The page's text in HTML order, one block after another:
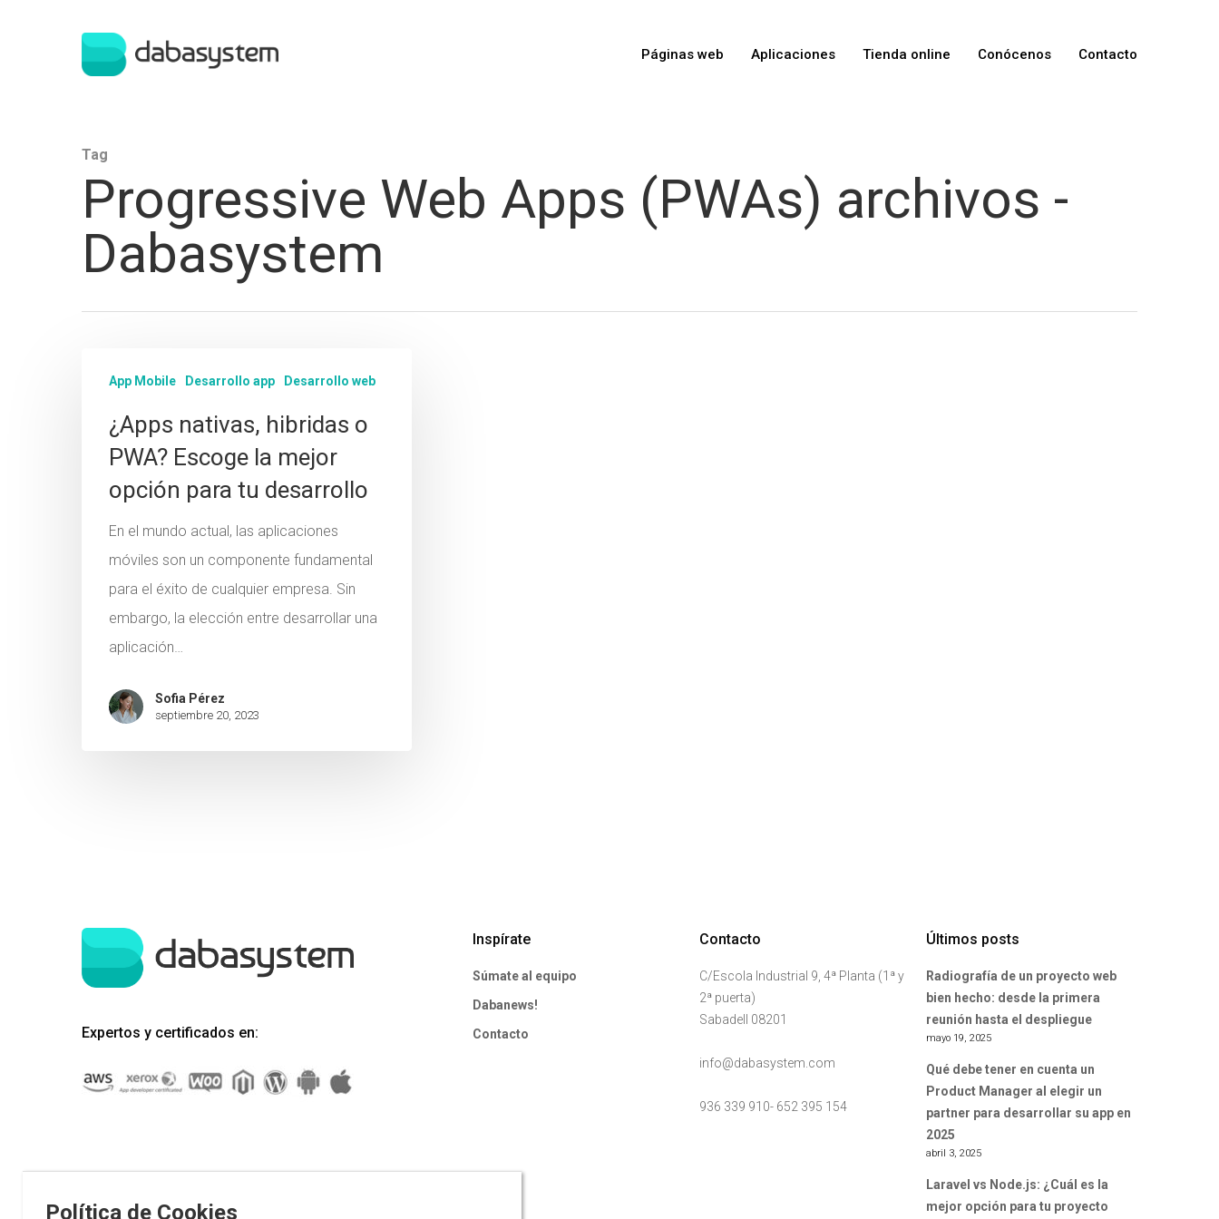
Hit enter to search or ESC to close
Páginas web Aplicaciones Tienda online Conócenos Contacto
Tag
Progressive Web Apps (PWAs) archivos -
Dabasystem
App Mobile Desarrollo app Desarrollo web
¿Apps nativas, hibridas o
PWA? Escoge la mejor
opción para tu desarrollo
En el mundo actual, las aplicaciones
móviles son un componente fundamental
para el éxito de cualquier empresa. Sin
embargo, la elección entre desarrollar una
aplicación…
Sofia Pérez
septiembre 20, 2023
Expertos y certificados en:
Inspírate
Súmate al equipo
Dabanews!
Contacto
Contacto
C/Escola Industrial 9, 4ª Planta (1ª y
2ª puerta)
Sabadell 08201
info@dabasystem.com
936 339 910- 652 395 154
Últimos posts
Radiografía de un proyecto web
bien hecho: desde la primera
reunión hasta el despliegue
mayo 19, 2025
Qué debe tener en cuenta un
Product Manager al elegir un
partner para desarrollar su app en
2025
abril 3, 2025
Laravel vs Node.js: ¿Cuál es la
mejor opción para tu proyecto
Política de Cookies